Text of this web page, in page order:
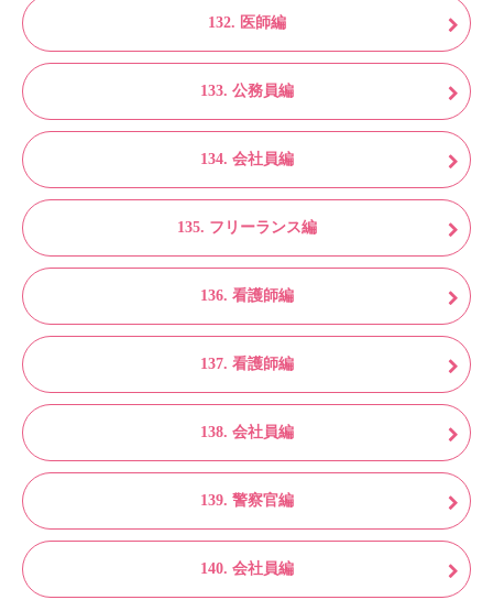
132. 医師編
133. 公務員編
134. 会社員編
135. フリーランス編
136. 看護師編
137. 看護師編
138. 会社員編
139. 警察官編
140. 会社員編